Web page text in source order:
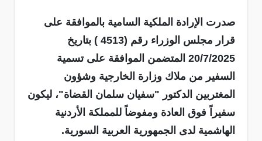
صدرت الإرادة الملكية السامية بالموافقة على
قرار مجلس الوزراء رقم (4513 ) بتاريخ
20/7/2025 المتضمن الموافقة على تسمية
السفير من ملاك وزارة الخارجية وشؤون
المغتربين الدكتور "سفيان سلمان القضاة"، ليكون
سفيراً فوق العادة ومفوضاً للمملكة الأردنية
الهاشمية لدى الجمهورية العربية السورية.